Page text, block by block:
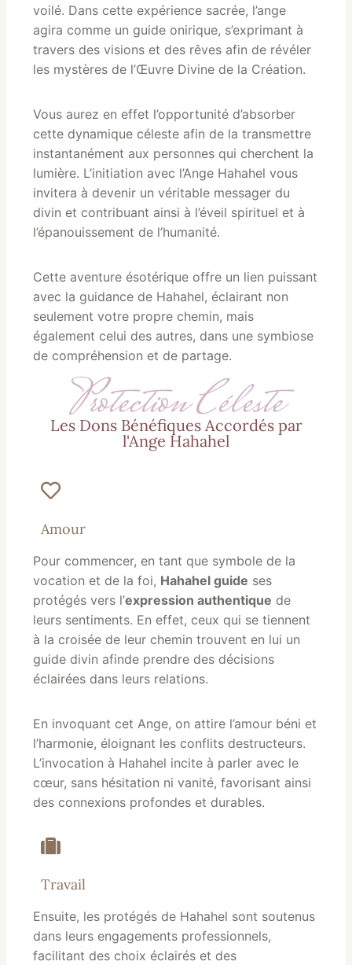
voilé. Dans cette expérience sacrée, l’ange
agira comme un guide onirique, s’exprimant à
travers des visions et des rêves afin de révéler
les mystères de l’Œuvre Divine de la Création.
Vous aurez en effet l’opportunité d’absorber
cette dynamique céleste afin de la transmettre
instantanément aux personnes qui cherchent la
lumière. L’initiation avec l’Ange Hahahel vous
invitera à devenir un véritable messager du
divin et contribuant ainsi à l’éveil spirituel et à
l’épanouissement de l’humanité.
Cette aventure ésotérique offre un lien puissant
avec la guidance de Hahahel, éclairant non
seulement votre propre chemin, mais
également celui des autres, dans une symbiose
de compréhension et de partage.
Protection Céleste
Les Dons Bénéfiques Accordés par
l'Ange Hahahel
Amour
Pour commencer, en tant que symbole de la
vocation et de la foi, Hahahel guide ses
protégés vers l’expression authentique de
leurs sentiments. En effet, ceux qui se tiennent
à la croisée de leur chemin trouvent en lui un
guide divin afinde prendre des décisions
éclairées dans leurs relations.
En invoquant cet Ange, on attire l’amour béni et
l’harmonie, éloignant les conflits destructeurs.
L’invocation à Hahahel incite à parler avec le
cœur, sans hésitation ni vanité, favorisant ainsi
des connexions profondes et durables.
Travail
Ensuite, les protégés de Hahahel sont soutenus
dans leurs engagements professionnels,
facilitant des choix éclairés et des